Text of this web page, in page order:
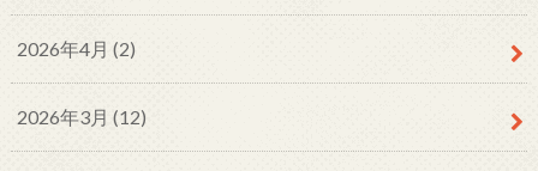
2026年4月 (2)
2026年3月 (12)